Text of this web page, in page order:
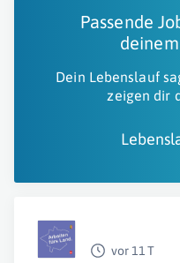
Passende
Dein Lebenslauf
zeigen dir
vor 11 T